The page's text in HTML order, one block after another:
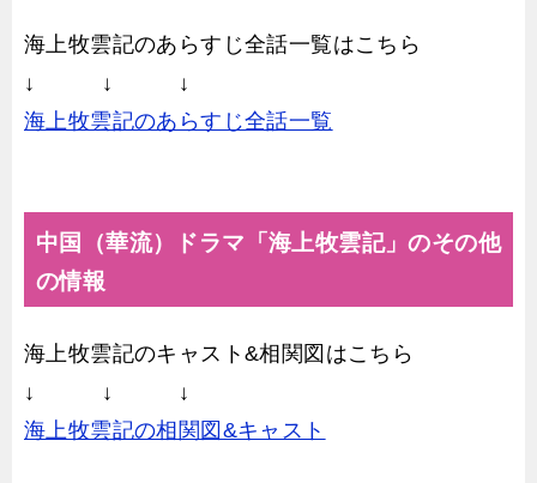
海上牧雲記のあらすじ全話一覧はこちら
↓ ↓ ↓
海上牧雲記のあらすじ全話一覧
中国（華流）ドラマ「海上牧雲記」のその他
の情報
海上牧雲記のキャスト&相関図はこちら
↓ ↓ ↓
海上牧雲記の相関図&キャスト